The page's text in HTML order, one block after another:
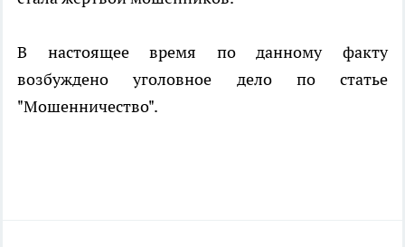
В настоящее время по данному факту
возбуждено уголовное дело по статье
"Мошенничество".